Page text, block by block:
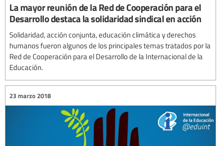
La mayor reunión de la Red de Cooperación para el
Desarrollo destaca la solidaridad sindical en acción
Solidaridad, acción conjunta, educación climática y derechos
humanos fueron algunos de los principales temas tratados por la
Red de Cooperación para el Desarrollo de la Internacional de la
Educación.
23 marzo 2018